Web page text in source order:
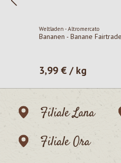
Weltladen - Altromercato
Bananen - Banane Fairtrade
Prezzo normale:
3,99 € / kg
Filiale Lana
Filiale Ora